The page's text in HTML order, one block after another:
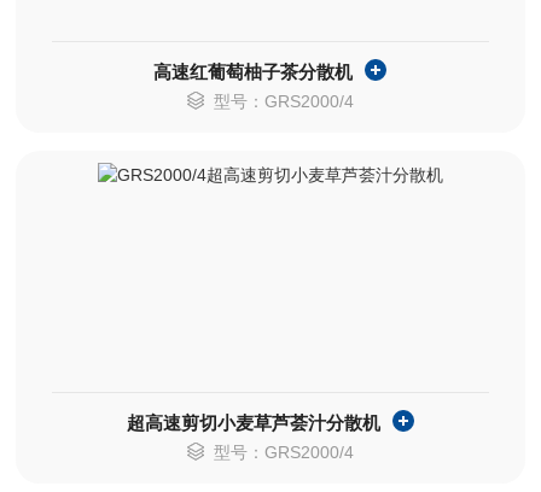
高速红葡萄柚子茶分散机
型号：GRS2000/4
超高速剪切小麦草芦荟汁分散机
型号：GRS2000/4